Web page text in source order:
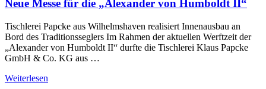
Neue Messe für die „Alexander von Humboldt II“
Tischlerei Papcke aus Wilhelmshaven realisiert Innenausbau an
Bord des Traditionsseglers Im Rahmen der aktuellen Werftzeit der
„Alexander von Humboldt II“ durfte die Tischlerei Klaus Papcke
GmbH & Co. KG aus …
Weiterlesen